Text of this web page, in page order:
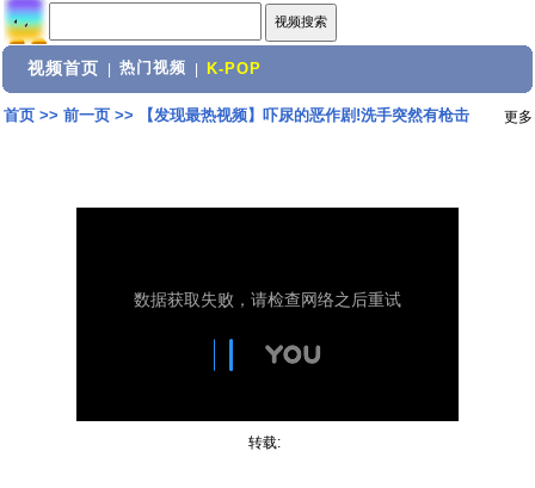
视频首页 热门视频 K-POP
首页>> 前一页>> 【发现最热视频】吓尿的恶作剧!洗手突然有枪击 更多
转载: